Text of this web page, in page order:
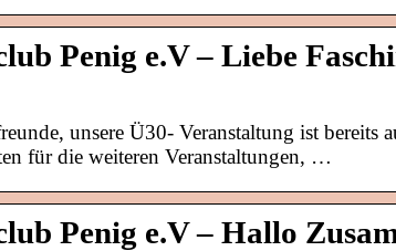
Penig e.V – Liebe
unsere Ü30- Veranstaltung ist bereits
für die weiteren Veranstaltungen, …
Penig e.V – Hallo